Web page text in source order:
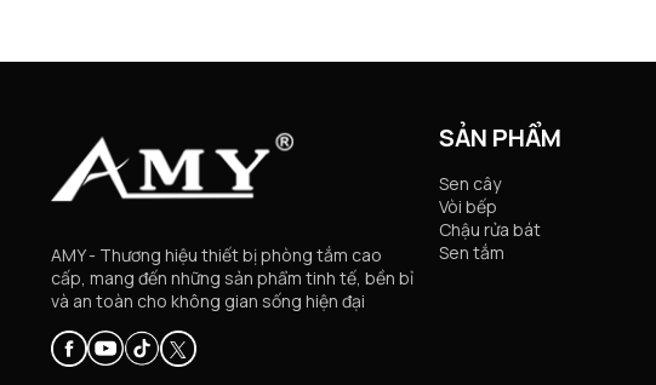
AMY - Thương hiệu thiết bị phòng tắm cao
cấp, mang đến những sản phẩm tinh tế, bền bỉ
và an toàn cho không gian sống hiện đại
SẢN PHẨM
Sen cây
Vòi bếp
Chậu rửa bát
Sen tắm